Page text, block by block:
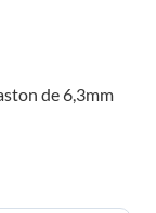
de 6,3mm